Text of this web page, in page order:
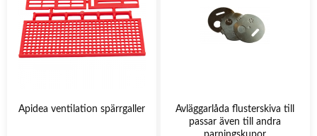
Apidea ventilation spärrgaller
Avläggarlåda flusterskiva till
passar även till andra